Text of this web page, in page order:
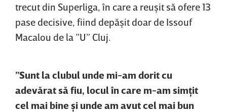
trecut din Superliga, în care a reuşit să ofere 13
pase decisive, fiind depăşit doar de Issouf
Macalou de la ”U” Cluj.
”Sunt la clubul unde mi-am dorit cu
adevărat să fiu, locul în care m-am simţit
cel mai bine şi unde am avut cel mai bun